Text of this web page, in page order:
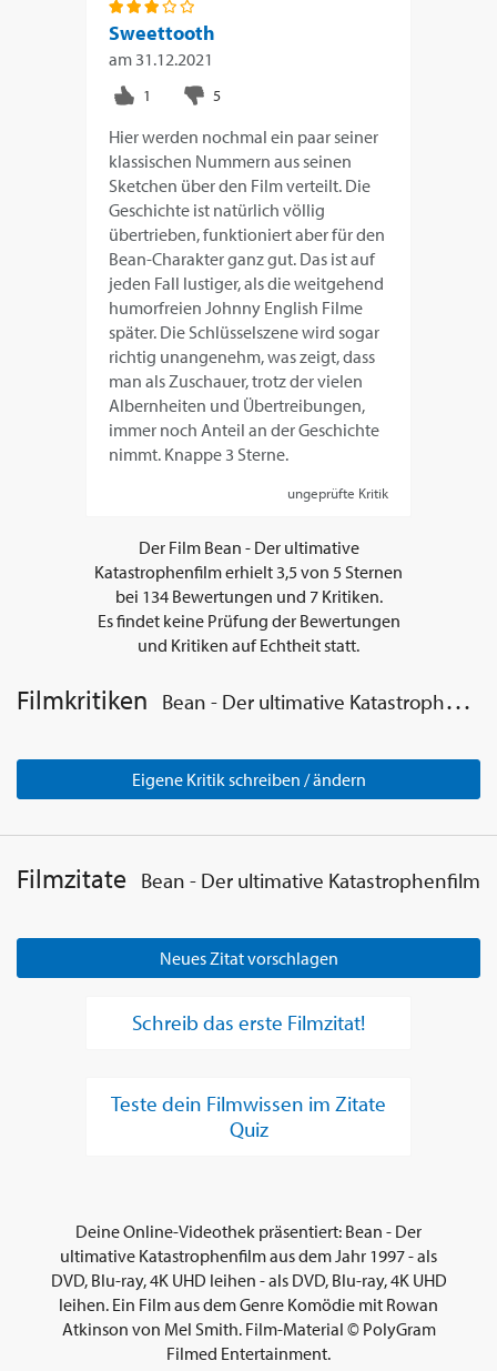
Sweettooth
am 31.12.2021
Hier werden nochmal ein paar seiner
klassischen Nummern aus seinen
Sketchen über den Film verteilt. Die
Geschichte ist natürlich völlig
übertrieben, funktioniert aber für den
Bean-Charakter ganz gut. Das ist auf
jeden Fall lustiger, als die weitgehend
humorfreien Johnny English Filme
später. Die Schlüsselszene wird sogar
richtig unangenehm, was zeigt, dass
man als Zuschauer, trotz der vielen
Albernheiten und Übertreibungen,
immer noch Anteil an der Geschichte
nimmt. Knappe 3 Sterne.
ungeprüfte Kritik
Der Film Bean - Der ultimative
Katastrophenfilmerhielt3,5von 5Sternen
bei 134Bewertungen und 7Kritiken.
Es findet keine Prüfung der Bewertungen
und Kritiken auf Echtheit statt.
Filmkritiken Bean - Der ultimative Katastrophenfilm
Eigene Kritik schreiben / ändern
Filmzitate Bean - Der ultimative Katastrophenfilm
Neues Zitat vorschlagen
Schreib das erste Filmzitat!
Teste dein Filmwissen im Zitate
Quiz
Deine Online-Videothek präsentiert: Bean - Der
ultimative Katastrophenfilm aus dem Jahr 1997 - als
DVD, Blu-ray, 4K UHD leihen - als DVD, Blu-ray, 4K UHD
leihen. Ein Film aus dem Genre Komödie mit Rowan
Atkinson von Mel Smith. Film-Material © PolyGram
Filmed Entertainment.